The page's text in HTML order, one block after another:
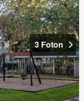
3 Foton